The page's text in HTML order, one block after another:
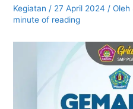
Kegiatan / 27 April 2024 / Oleh
minute of reading